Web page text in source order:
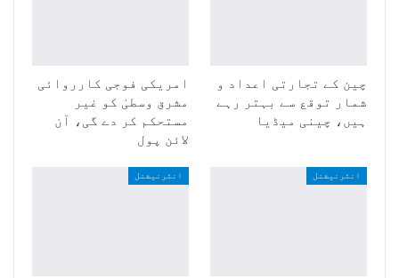
چین کے تجارتی اعداد و
شمار توقع سے بہتر رہے
ہیں، چینی میڈیا
امریکی فوجی کارروائی
مشرق وسطیٰ کو غیر
مستحکم کر دے گی، آن
لائن پول
انٹرنیشنل انٹرنیشنل